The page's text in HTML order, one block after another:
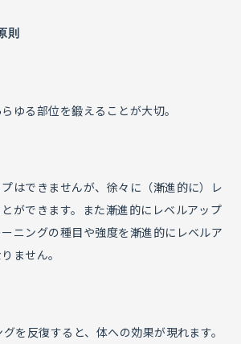
則
ゆる部位を鍛えることが大切。
はできませんが、徐々に（漸進的に）レ
ができます。また漸進的にレベルアップ
ニングの種目や強度を漸進的にレベルア
ません。
を反復すると、体への効果が現れます。